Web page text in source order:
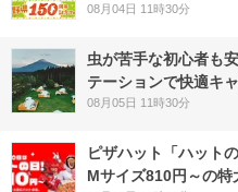
08月04日 11時30分
虫が苦手な初心者も
テーションで快適キ
08月05日 11時30分
ピザハット「ハット
Mサイズ810円～の特